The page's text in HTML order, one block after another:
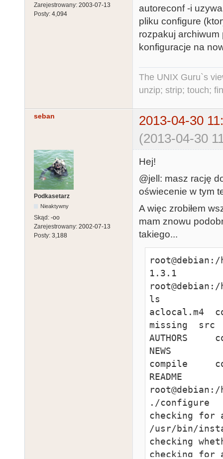
Zarejestrowany: 2003-07-13
Posty: 4,094
autoreconf -i
pliku configure
rozpakuj
konfiguracje na
The UNIX Guru`s
unzip; strip; touch;
seban
2013-04-30
(2013-04-30
Podkasetarz
Nieaktywny
Skąd: -oo
Zarejestrowany: 2002-07-13
Posty: 3,188
Hej!
@jell: masz rację
oświecenie w tym
A więc zrobiłem
mam znowu
takiego...
1.3.1
ls
aclocal.m4
missing  src
AUTHORS
NEWS
compile
README
./configure
checking for
/usr/bin/
checking
checking for